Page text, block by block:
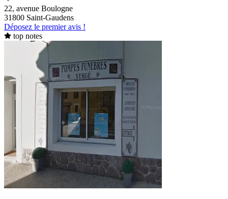
22, avenue Boulogne
31800 Saint-Gaudens
Déposez le premier avis !
top notes